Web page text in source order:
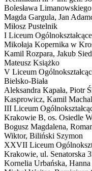
Bolesława
Magda Gargula, Jan
Miłosz Pustelnik
I Liceum
Mikołaja Kopernika w
Kamil Rozpara, Jakub
Mateusz Książko
V Liceum
Bielsko-Biała
Aleksandra Kapała, Piotr
Kasprowicz, Kamil
III Liceum
Krakowie B, os. Osiedle
Bogusz Magdalena,
Wiktor, Biliński Szymon
XXVII Liceum
Krakowie, ul. Senatorska
Kornelia Urbańska,